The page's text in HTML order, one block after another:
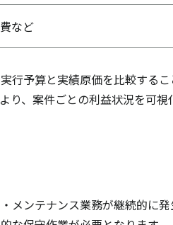
など
行予算と実績原価を比較する
り、案件ごとの利益状況を可
メンテナンス業務が継続的に